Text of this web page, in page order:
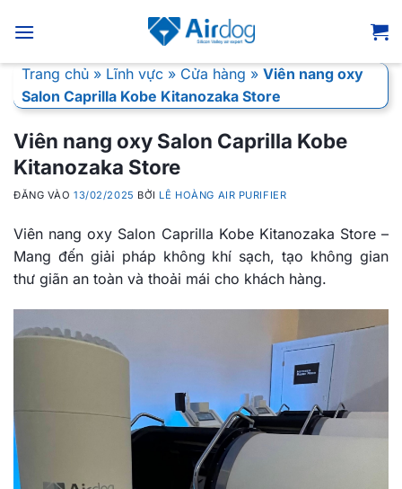
qua
dungTrang chủ » Lĩnh vực » Cửa hàng » Viên nang oxy
Salon Caprilla Kobe Kitanozaka Store
Viên nang oxy Salon Caprilla Kobe
Kitanozaka Store
ĐĂNG VÀO13/02/2025 BỞI LÊ HOÀNG AIR PURIFIER
Viên nang oxy Salon Caprilla Kobe Kitanozaka Store –
Mang đến giải pháp không khí sạch, tạo không gian
thư giãn an toàn và thoải mái cho khách hàng.